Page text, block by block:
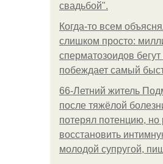
свадьбой".
Когда-то всем
слишком просто:
сперматозоидов бегут
побеждает самый
66-Летний житель
после тяжёлой
потерял потенцию,
восстановить
молодой супругой,